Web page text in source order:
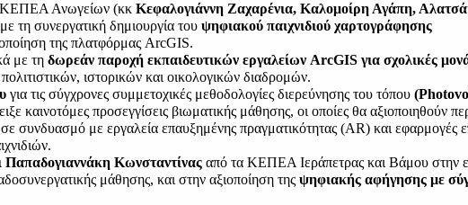
ΚΕΠΕΑ Ανωγείων (κκ Κεφαλογιάννη Ζαχαρένια, Καλομοίρη Αγάπη,
τη συνεργατική δημιουργία του ψηφιακού παιχνιδιού χαρτογράφησης
της πλατφόρμας ArcGIS.
με τη δωρεάν παροχή εκπαιδευτικών εργαλείων ArcGIS για σχολικές
ιστορικών και οικολογικών διαδρομών.
για τις σύγχρονες συμμετοχικές μεθοδολογίες διερεύνησης του τόπου
καινοτόμες προσεγγίσεις βιωματικής μάθησης, οι οποίες θα αξιοποιηθούν
με εργαλεία επαυξημένης πραγματικότητας (AR) και εφαρμογές
Παπαδογιαννάκη Κωνσταντίνας από τα ΚΕΠΕΑ Ιεράπετρας και Βάμου στην
μάθησης, και στην αξιοποίηση της ψηφιακής αφήγησης με